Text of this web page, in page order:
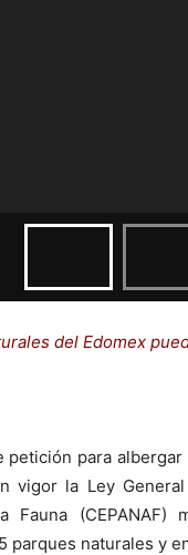
del Edomex
para
vigor la Ley
Fauna
parques naturales y